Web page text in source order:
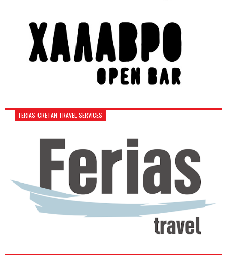
FERIAS-CRETAN TRAVEL SERVICES